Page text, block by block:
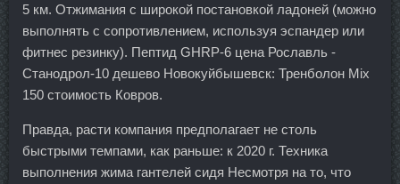
5 км. Отжимания с широкой постановкой ладоней (можно
выполнять с сопротивлением, используя эспандер или
фитнес резинку). Пептид GHRP-6 цена Рославль -
Станодрол-10 дешево Новокуйбышевск: Тренболон Mix
150 стоимость Ковров.
Правда, расти компания предполагает не столь
быстрыми темпами, как раньше: к 2020 г. Техника
выполнения жима гантелей сидя Несмотря на то, что